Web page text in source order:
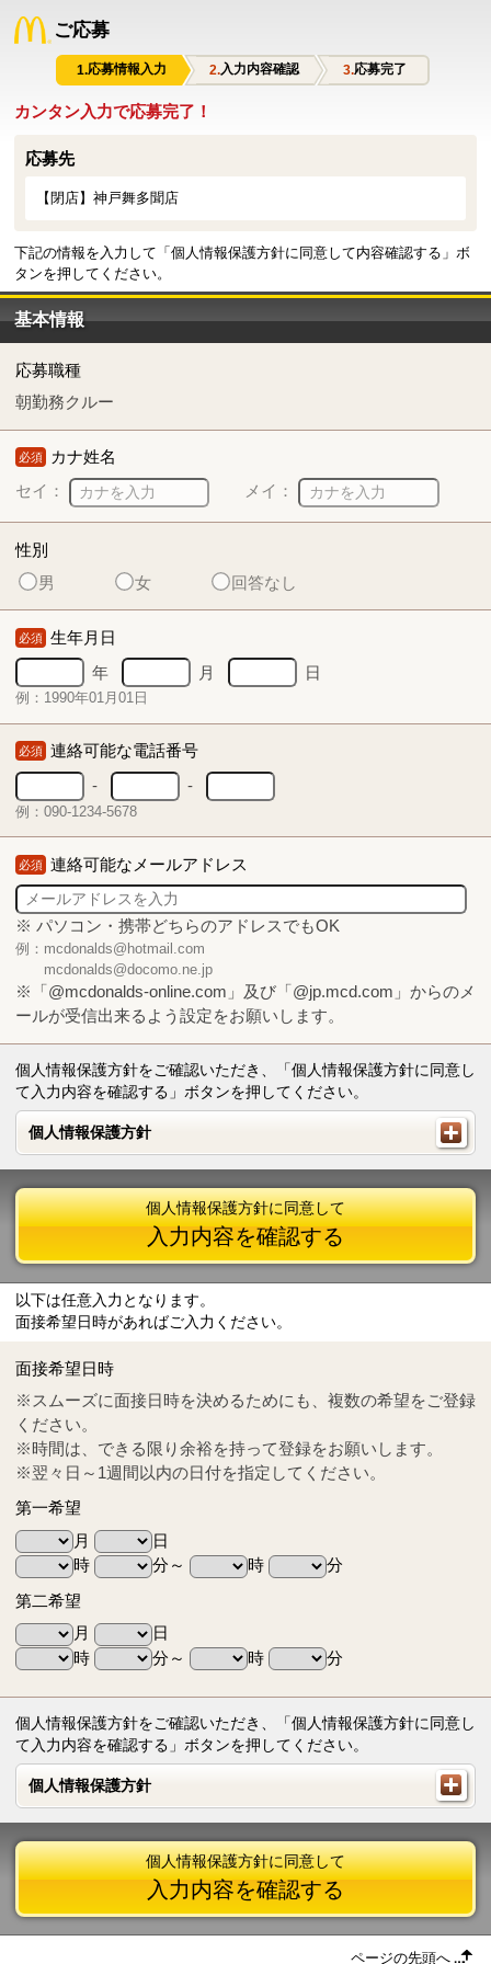
ご応募
応募情報入力 入力内容確認 応募完了
カンタン入力で応募完了！
応募先
【閉店】神戸舞多聞店
下記の情報を入力して「個人情報保護方針に同意して内容確認する」ボ
タンを押してください。
基本情報
応募職種
朝勤務クルー
必須 カナ姓名
セイ：
メイ：
性別
男
女 回答なし
必須 生年月日
年
月 日
例：1990年01月01日
必須 連絡可能な電話番号
-
-
例：090-1234-5678
必須 連絡可能なメールアドレス
※ パソコン・携帯どちらのアドレスでもOK
例：mcdonalds@hotmail.com
mcdonalds@docomo.ne.jp
※「@mcdonalds-online.com」及び「@jp.mcd.com」からのメ
ールが受信出来るよう設定をお願いします。
個人情報保護方針をご確認いただき、「個人情報保護方針に同意し
て入力内容を確認する」ボタンを押してください。
個人情報保護方針
個人情報保護方針
Tel
0570-55-0314
個人情報保護方針に同意して
入力内容を確認する
以下は任意入力となります。
面接希望日時があればご入力ください。
面接希望日時
※スムーズに面接日時を決めるためにも、複数の希望をご登録
ください。
※時間は、できる限り余裕を持って登録をお願いします。
※翌々日～1週間以内の日付を指定してください。
第一希望
月
日
時
分～ 時
分
第二希望
月
日
時
分～ 時 分
個人情報保護方針をご確認いただき、「個人情報保護方針に同意し
て入力内容を確認する」ボタンを押してください。
個人情報保護方針
個人情報保護方針
個人情報保護方針に同意して
入力内容を確認する
ページの先頭へ